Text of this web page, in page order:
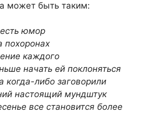
может быть таким:
юмор
похоронах
каждого
начать ей поклоняться
когда-либо заговорили
настоящий мундштук
все становится более